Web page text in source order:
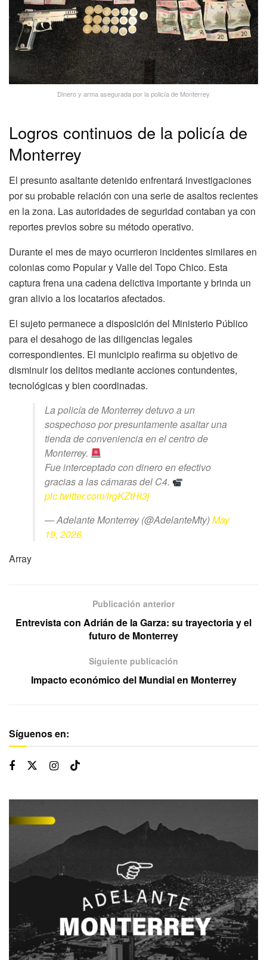
Dinero y arma asegurada por la policía de Monterrey
Logros continuos de la policía de
Monterrey
El presunto asaltante detenido enfrentará investigaciones
por su probable relación con una serie de asaltos recientes
en la zona. Las autoridades de seguridad contaban ya con
reportes previos sobre su método operativo.
Durante el mes de mayo ocurrieron incidentes similares en
colonias como Popular y Valle del Topo Chico. Esta
captura frena una cadena delictiva importante y brinda un
gran alivio a los locatarios afectados.
El sujeto permanece a disposición del Ministerio Público
para el desahogo de las diligencias legales
correspondientes. El municipio reafirma su objetivo de
disminuir los delitos mediante acciones contundentes,
tecnológicas y bien coordinadas.
La policía de Monterrey detuvo a un
sospechoso por presuntamente asaltar una
tienda de conveniencia en el centro de
Monterrey.
Fue interceptado con dinero en efectivo
gracias a las cámaras del C4.
pic.twitter.com/lrgKZtHl3j
— Adelante Monterrey (@AdelanteMty)May
19, 2026
Array
Publicación anterior
Entrevista con Adrián de la Garza: su trayectoria y el
futuro de Monterrey
Siguiente publicación
Impacto económico del Mundial en Monterrey
Síguenos en: